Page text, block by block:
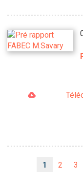
Page
1 Page
2 3